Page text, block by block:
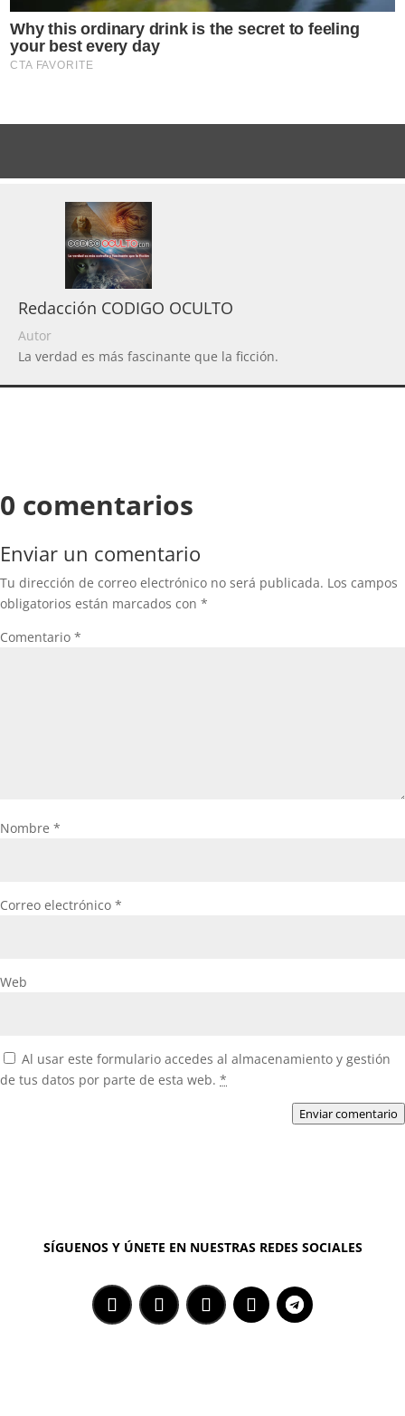
Redacción CODIGO OCULTO
Autor
La verdad es más fascinante que la ficción.
0 comentarios
Enviar un comentario
Tu dirección de correo electrónico no será publicada. Los campos
obligatorios están marcados con *
Comentario *
Nombre *
Correo electrónico *
Web
Al usar este formulario accedes al almacenamiento y gestión
de tus datos por parte de esta web. *
Enviar comentario
SÍGUENOS Y ÚNETE EN NUESTRAS REDES SOCIALES